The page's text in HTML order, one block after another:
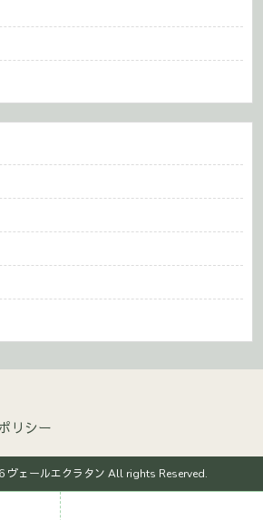
リシー
ェールエクラタン All rights Reserved.